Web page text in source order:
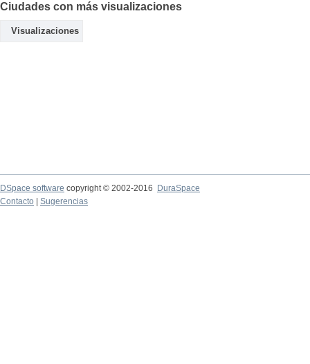
Ciudades con más visualizaciones
Visualizaciones
DSpace software copyright © 2002-2016
DuraSpace
Contacto
Sugerencias